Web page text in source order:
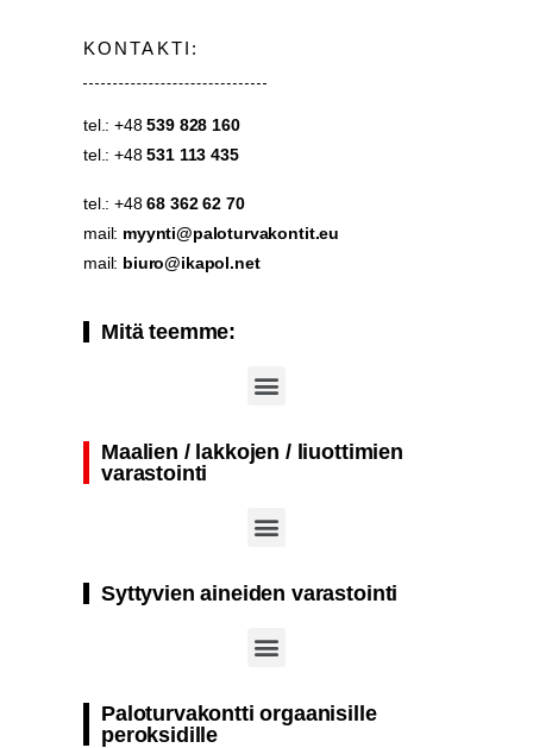
KONTAKTI:
tel.: +48539 828 160
tel.: +48531 113 435
tel.: +4868 362 62 70
mail: myynti@paloturvakontit.eu
mail: biuro@ikapol.net
Mitä teemme:
Maalien / lakkojen / liuottimien
varastointi
Syttyvien aineiden varastointi
Paloturvakontti orgaanisille
peroksidille